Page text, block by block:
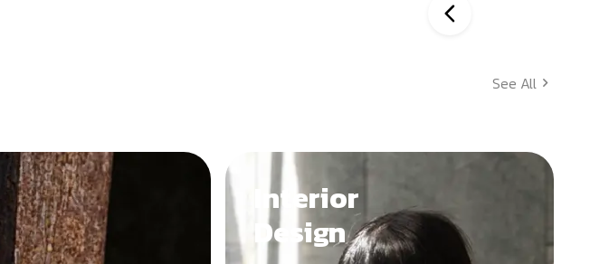
See All
Interior
Design